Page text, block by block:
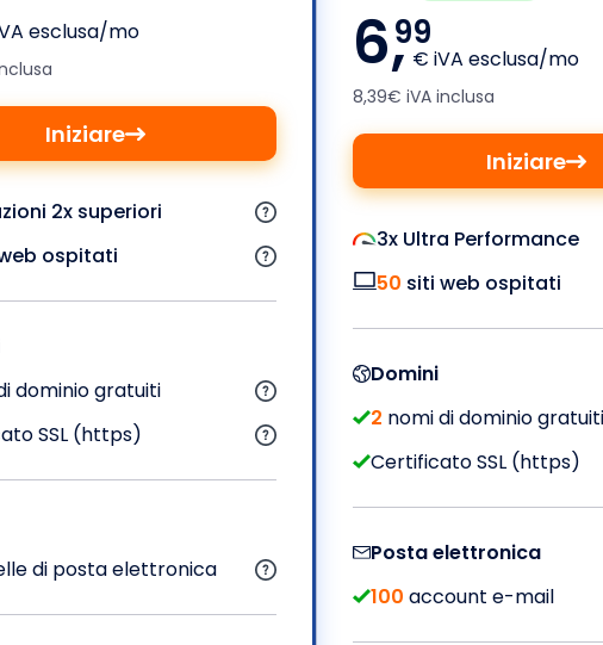
esclusa/mo
Iniziare
2x superiori
ospitati
dominio gratuiti
SSL (https)
di posta elettronica
6,99
€ iVA esclusa/mo
8,39€ iVA inclusa
Iniziare
3x Ultra Performance
50 siti web ospitati
Domini
2 nomi di dominio gratuiti
Certificato SSL (https)
Posta elettronica
100 account e-mail